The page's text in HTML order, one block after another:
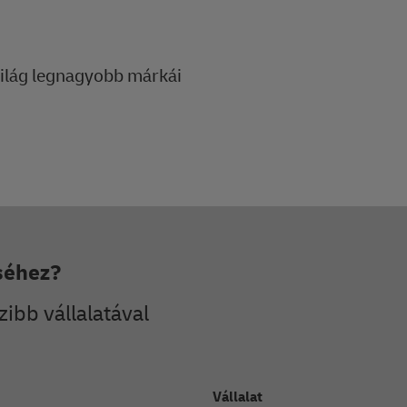
legnagyobb márkái
vállalatával
Vállalat